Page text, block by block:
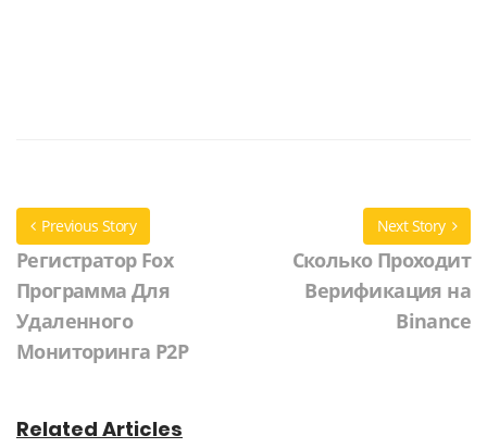
Previous Story
Регистратор Fox
Программа Для
Удаленного
Мониторинга P2P
Next Story
Сколько Проходит
Верификация на
Binance
Related Articles